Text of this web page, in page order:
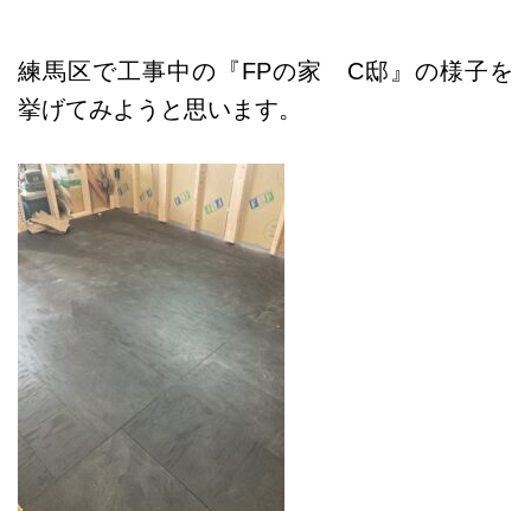
練馬区で工事中の『FPの家 C邸』の様子を
挙げてみようと思います。